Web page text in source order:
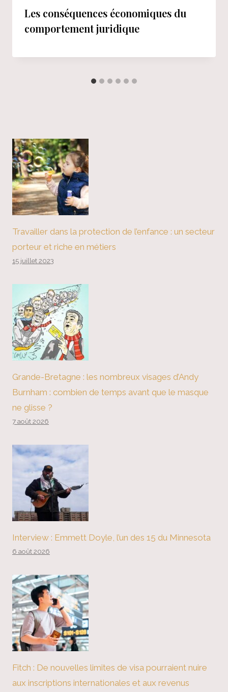
Les conséquences économiques du
comportement juridique
Travailler dans la protection de l’enfance : un secteur
porteur et riche en métiers
15 juillet 2023
Grande-Bretagne : les nombreux visages d’Andy
Burnham : combien de temps avant que le masque
ne glisse ?
7 août 2026
Interview : Emmett Doyle, l’un des 15 du Minnesota
6 août 2026
Fitch : De nouvelles limites de visa pourraient nuire
aux inscriptions internationales et aux revenus